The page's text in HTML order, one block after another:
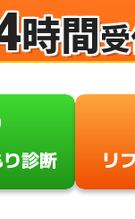
時間